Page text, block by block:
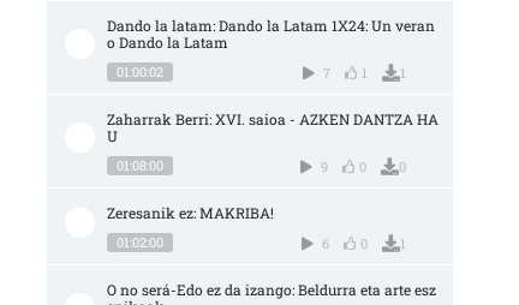
Dando la latam: Dando la Latam 1X24: Un veran
o Dando la Latam
01:00:02 7 1 1
Zaharrak Berri: XVI. saioa - AZKEN DANTZA HA
U
01:08:00 9 0 0
Zeresanik ez: MAKRIBA!
01:02:00 6 0 1
O no será-Edo ez da izango: Beldurra eta arte esz